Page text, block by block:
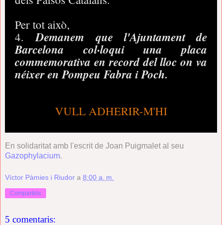
Per tot això,
4.
Demanem que l'Ajuntament de
Barcelona col·loqui una placa
commemorativa en record del lloc on va
néixer en Pompeu Fabra i Poch.
VULL ADHERIR-M'HI
En solidaritat amb l'escrit de Joan Puigmalet al seu
Gazophylacium.
Víctor Pàmies i Riudor a 8:00 a. m.
Comparteix
5 comentaris: